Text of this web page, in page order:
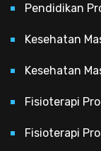
Pendidikan
Kesehatan
Kesehatan
Fisioterapi
Fisioterapi